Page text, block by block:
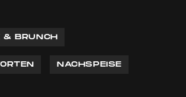
& BRUNCH
NACHSPEISE